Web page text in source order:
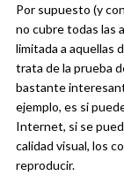
Por supuesto (y
no cubre todas las
limitada a aquellas
trata de la prueba
bastante
ejemplo, es si
Internet, si se
calidad visual, los
reproducir.